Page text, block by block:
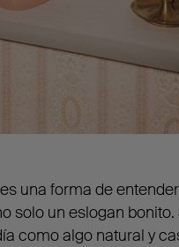
una forma de
solo un eslogan bonito.
como algo natural y